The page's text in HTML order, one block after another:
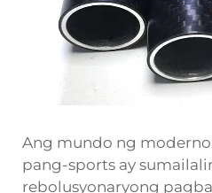
Ang mundo ng
pang-sports ay
rebolusyonaryong